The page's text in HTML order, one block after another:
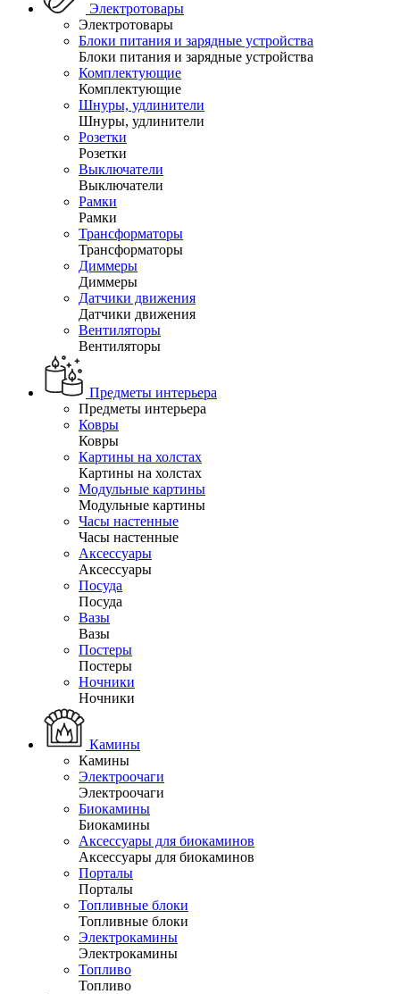
Электротовары
Электротовары
Блоки питания и зарядные устройства
Блоки питания и зарядные устройства
Комплектующие
Комплектующие
Шнуры, удлинители
Шнуры, удлинители
Розетки
Розетки
Выключатели
Выключатели
Рамки
Рамки
Трансформаторы
Трансформаторы
Диммеры
Диммеры
Датчики движения
Датчики движения
Вентиляторы
Вентиляторы
Предметы интерьера
Предметы интерьера
Ковры
Ковры
Картины на холстах
Картины на холстах
Модульные картины
Модульные картины
Часы настенные
Часы настенные
Аксессуары
Аксессуары
Посуда
Посуда
Вазы
Вазы
Постеры
Постеры
Ночники
Ночники
Камины
Камины
Электроочаги
Электроочаги
Биокамины
Биокамины
Аксессуары для биокаминов
Аксессуары для биокаминов
Порталы
Порталы
Топливные блоки
Топливные блоки
Электрокамины
Электрокамины
Топливо
Топливо